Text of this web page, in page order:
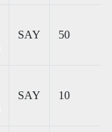
SAY 50
SAY 10